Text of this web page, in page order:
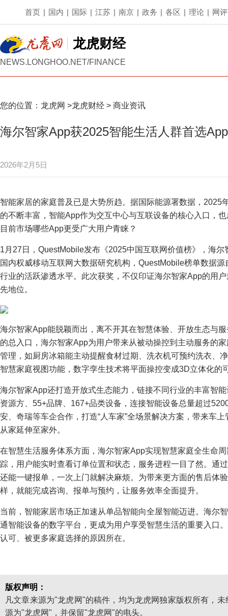
首页 | 国内 | 国际 | 江苏 | 南京 | 政务 | 各区 | 理论 | 网评
龙虎财经
NEWS.LONGHOO.NET/FINANCE
您的位置： 龙虎网 >龙虎财经 > 商业资讯
海尔智家App获2025智能生活人群首选App
2026年2月5日
智能家居的家庭普及已是大势所趋。据国际能源署数据，2025
的不断丰富，智能App作为交互中心与互联设备的核心入口，
目前市场哪些App更受广大用户青睐？
1月27日，QuestMobile发布《2025中国互联网价值榜》，海
国内权威移动互联网大数据研究机构，QuestMobile榜单数据
行业的活跃渗透水平。此次获奖，不仅印证海尔智家App的用
先地位。
海尔智家App能脱颖而出，离不开其在智慧体验、开放生态与
的总入口，海尔智家App为用户带来从被动操控到主动服务的
管理，如厨房冰箱能主动提醒食材过期、洗衣机可预约洗衣、
智慧家庭视图功能，数字孪生技术将平面操控变成3D立体化的
海尔智家App还打造开放式生态能力，链接不同行业的丰富智
资源方、55+品牌、167+品类设备，连接智能设备总量超过
安、奇瑞等车企合作，打造“人车家”全场景解决方案，带来车
从家延伸至家外。
在智慧生活服务体系方面，海尔智家App实现智慧家庭全生命
踪，用户能实时查看订单位置和状态，服务进程一目了然。通
还能一键报单，一次上门就解决麻烦。为带来更方面的售后体
样，就能完成咨询、报单与预约，让服务效率全面提升。
当前，智能家居市场正加速从单品智能向全屋智能迈进。海尔
通智能设备的数字平台，更成为用户享受智慧生活的重要入口
认可、被更多家庭选择的原因所在。
版权声明：
凡文章来源为"龙虎网"的稿件，均为龙虎网独家版权所有，
源为"龙虎网"，并保留"龙虎网"的电头。